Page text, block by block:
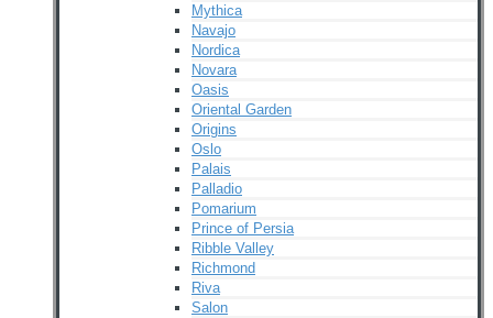
Mythica
Navajo
Nordica
Novara
Oasis
Oriental Garden
Origins
Oslo
Palais
Palladio
Pomarium
Prince of Persia
Ribble Valley
Richmond
Riva
Salon